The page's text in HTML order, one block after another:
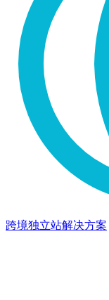
跨境独立站解决方案